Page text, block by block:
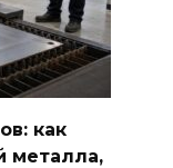
как
металла,